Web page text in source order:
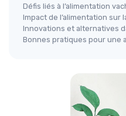
Défis liés à l’alimentation
Impact de l’alimentation sur
Innovations et alternatives
Bonnes pratiques pour une